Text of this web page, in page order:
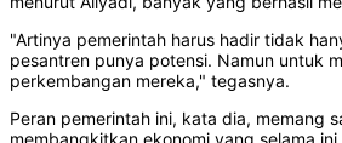
"Artinya pemerintah harus hadir tidak
pesantren punya potensi. Namun untuk
perkembangan mereka," tegasnya.
Peran pemerintah ini, kata dia, memang